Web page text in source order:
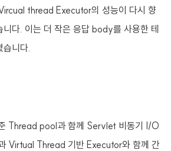
thread Executor의 성능이 다시 향
니다. 이는 더 작은 응답 body를 사용한 테
습니다.
Thread pool과 함께 Servlet 비동기 I/O
Virtual Thread 기반 Executor와 함께 간